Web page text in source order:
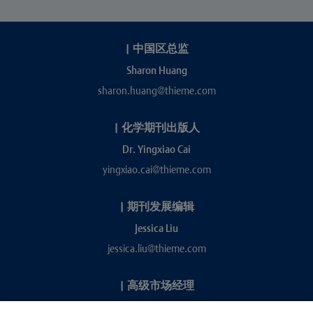
| 中国区总监
Sharon Huang
sharon.huang@thieme.com
| 化学期刊出版人
Dr. Yingxiao Cai
yingxiao.cai@thieme.com
| 期刊发展编辑
Jessica Liu
jessica.liu@thieme.com
| 高级市场经理